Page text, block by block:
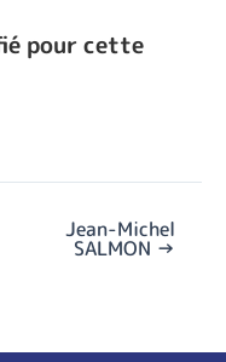
pour cette
Jean-Michel
SALMON →